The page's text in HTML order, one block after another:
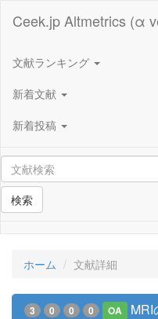
Ceek.jp Altmetrics (α
文献ランキング
新着文献
新着投稿
検索
ホーム 文献詳細
3 0 0 0 OA MRI